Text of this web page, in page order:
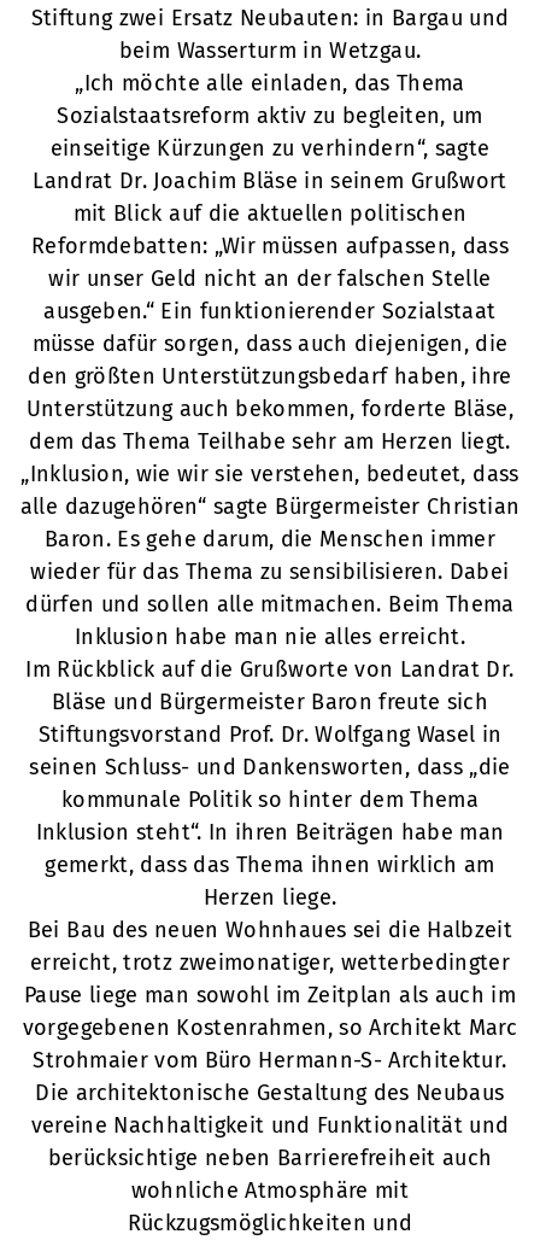
Stiftung zwei Ersatz Neubauten: in Bargau und
beim Wasserturm in Wetzgau.
„Ich möchte alle einladen, das Thema
Sozialstaatsreform aktiv zu begleiten, um
einseitige Kürzungen zu verhindern“, sagte
Landrat Dr. Joachim Bläse in seinem Grußwort
mit Blick auf die aktuellen politischen
Reformdebatten: „Wir müssen aufpassen, dass
wir unser Geld nicht an der falschen Stelle
ausgeben.“ Ein funktionierender Sozialstaat
müsse dafür sorgen, dass auch diejenigen, die
den größten Unterstützungsbedarf haben, ihre
Unterstützung auch bekommen, forderte Bläse,
dem das Thema Teilhabe sehr am Herzen liegt.
„Inklusion, wie wir sie verstehen, bedeutet, dass
alle dazugehören“ sagte Bürgermeister Christian
Baron. Es gehe darum, die Menschen immer
wieder für das Thema zu sensibilisieren. Dabei
dürfen und sollen alle mitmachen. Beim Thema
Inklusion habe man nie alles erreicht.
Im Rückblick auf die Grußworte von Landrat Dr.
Bläse und Bürgermeister Baron freute sich
Stiftungsvorstand Prof. Dr. Wolfgang Wasel in
seinen Schluss- und Dankensworten, dass „die
kommunale Politik so hinter dem Thema
Inklusion steht“. In ihren Beiträgen habe man
gemerkt, dass das Thema ihnen wirklich am
Herzen liege.
Bei Bau des neuen Wohnhaues sei die Halbzeit
erreicht, trotz zweimonatiger, wetterbedingter
Pause liege man sowohl im Zeitplan als auch im
vorgegebenen Kostenrahmen, so Architekt Marc
Strohmaier vom Büro Hermann-S- Architektur.
Die architektonische Gestaltung des Neubaus
vereine Nachhaltigkeit und Funktionalität und
berücksichtige neben Barrierefreiheit auch
wohnliche Atmosphäre mit
Rückzugsmöglichkeiten und